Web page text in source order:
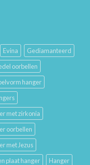
Evina
Gediamanteerd
oorbellen
hanger
met zirkonia
oorbellen
met Jezus
plaat hanger
Hanger